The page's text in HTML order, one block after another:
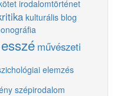
irodalomtörténet
kulturális blog
művészeti
elemzés
szépirodalom